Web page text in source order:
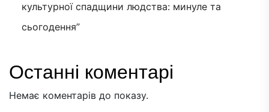
культурної спадщини людства: минуле та
сьогодення”
Останні коментарі
Немає коментарів до показу.